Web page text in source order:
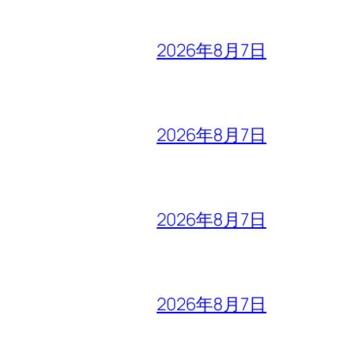
2026年8月7日
2026年8月7日
2026年8月7日
2026年8月7日